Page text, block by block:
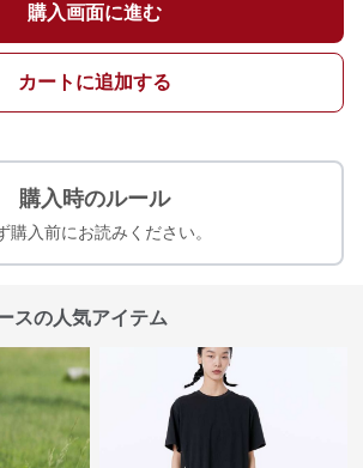
購入画面に進む
カートに追加する
購入時のルール
購入前にお読みください。
スの人気アイテム